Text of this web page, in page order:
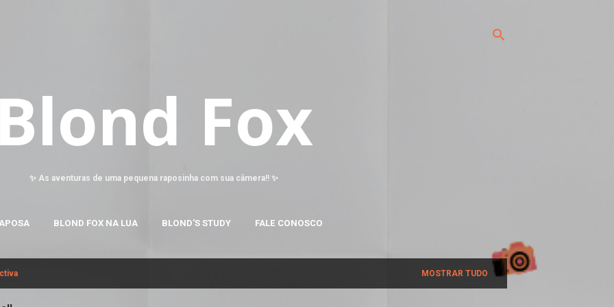
Blond Fox
✨ As aventuras de uma pequena raposinha com sua câmera!! ✨
BLOND FOX NA LUA BLOND'S STUDY FALE CONOSCO
MOSTRAR TUDO